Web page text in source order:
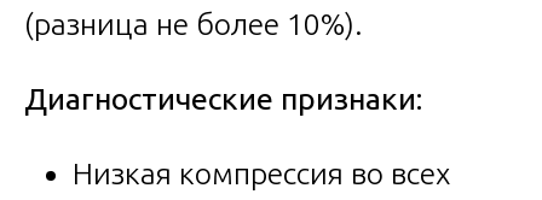
(разница не более 10%).
Диагностические признаки:
Низкая компрессия во всех